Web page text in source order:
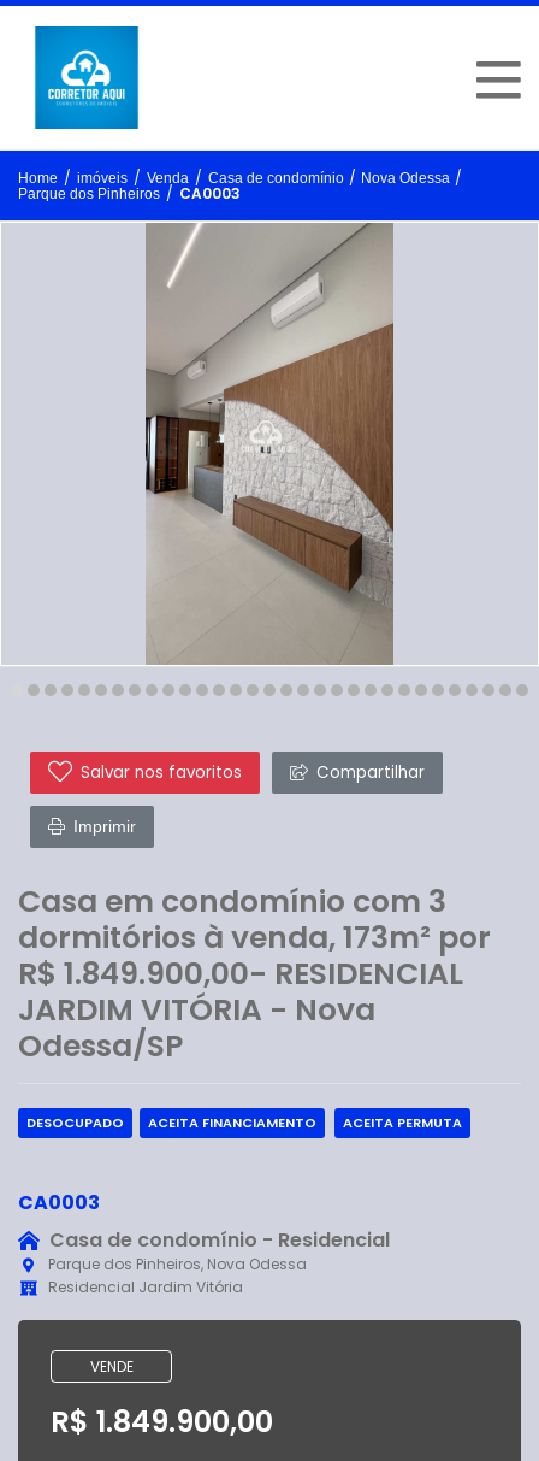
Home / imóveis / Venda / Casa de condomínio / Nova Odessa /
Parque dos Pinheiros / CA0003
Salvar nos favoritos Compartilhar
Imprimir
Casa em condomínio com 3
dormitórios à venda, 173m² por
R$ 1.849.900,00- RESIDENCIAL
JARDIM VITÓRIA - Nova
Odessa/SP
DESOCUPADO ACEITA FINANCIAMENTO ACEITA PERMUTA
CA0003
Casa de condomínio - Residencial
Parque dos Pinheiros, Nova Odessa
Residencial Jardim Vitória
VENDE
R$ 1.849.900,00